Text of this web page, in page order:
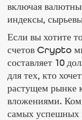
включая
индексы,
Если вы хотите
счетов Crypto
составляет 10
для тех, кто
растущем рынке
вложениями.
самых успешных